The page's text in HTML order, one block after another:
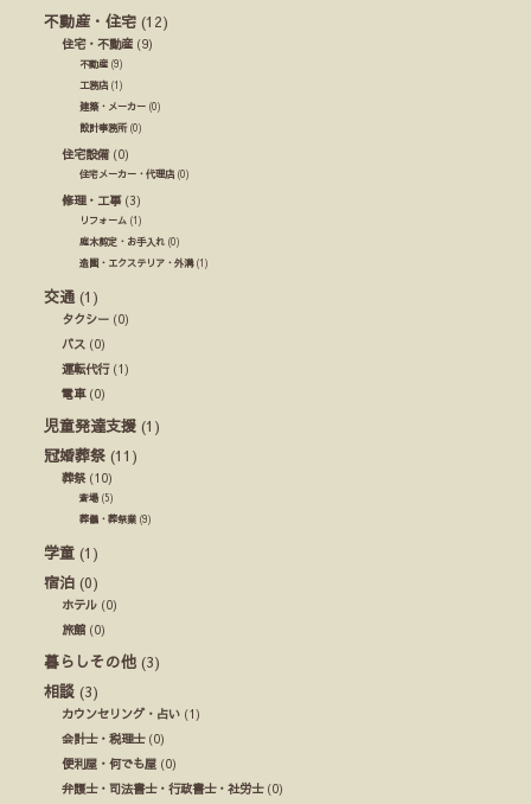
不動産・住宅 (12)
住宅・不動産 (9)
不動産 (9)
工務店 (1)
建築・メーカー (0)
設計事務所(0)
住宅設備(0)
住宅メーカー・代理店 (0)
修理・工事(3)
リフォーム (1)
庭木剪定・お手入れ (0)
造園・エクステリア・外溝(1)
交通 (1)
タクシー (0)
バス (0)
運転代行(1)
電車(0)
児童発達支援 (1)
冠婚葬祭 (11)
葬祭(10)
斎場(5)
葬儀・葬祭業 (9)
学童 (1)
宿泊 (0)
ホテル (0)
旅館 (0)
暮らしその他 (3)
相談 (3)
カウンセリング・占い (1)
会計士・税理士(0)
便利屋・何でも屋 (0)
弁護士・司法書士・行政書士・社労士(0)